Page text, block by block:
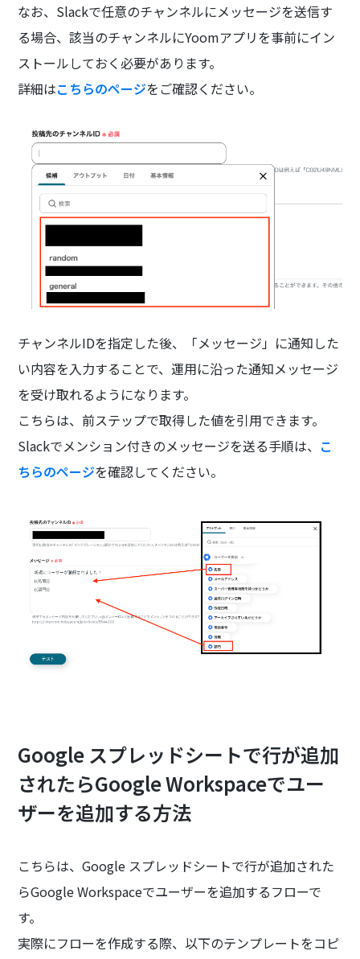
なお、Slackで任意のチャンネルにメッセージを送信す
る場合、該当のチャンネルにYoomアプリを事前にイン
ストールしておく必要があります。
詳細はこちらのページをご確認ください。
チャンネルIDを指定した後、「メッセージ」に通知した
い内容を入力することで、運用に沿った通知メッセージ
を受け取れるようになります。
こちらは、前ステップで取得した値を引用できます。
Slackでメンション付きのメッセージを送る手順は、 こ
ちらのページを確認してください。
Google スプレッドシートで行が追加
されたらGoogle Workspaceでユー
ザーを追加する方法
こちらは、Google スプレッドシートで行が追加された
らGoogle Workspaceでユーザーを追加するフローで
す。
実際にフローを作成する際、以下のテンプレートをコピ